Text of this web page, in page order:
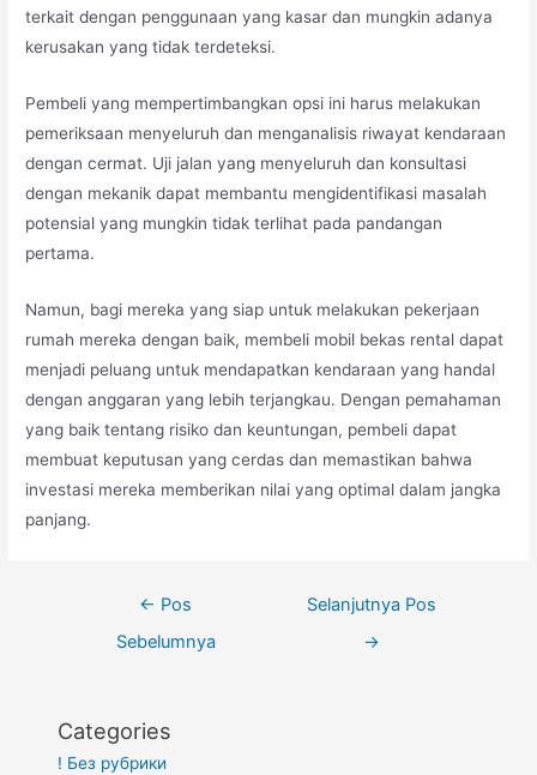
terkait dengan penggunaan yang kasar dan mungkin adanya
kerusakan yang tidak terdeteksi.
Pembeli yang mempertimbangkan opsi ini harus melakukan
pemeriksaan menyeluruh dan menganalisis riwayat kendaraan
dengan cermat. Uji jalan yang menyeluruh dan konsultasi
dengan mekanik dapat membantu mengidentifikasi masalah
potensial yang mungkin tidak terlihat pada pandangan
pertama.
Namun, bagi mereka yang siap untuk melakukan pekerjaan
rumah mereka dengan baik, membeli mobil bekas rental dapat
menjadi peluang untuk mendapatkan kendaraan yang handal
dengan anggaran yang lebih terjangkau. Dengan pemahaman
yang baik tentang risiko dan keuntungan, pembeli dapat
membuat keputusan yang cerdas dan memastikan bahwa
investasi mereka memberikan nilai yang optimal dalam jangka
panjang.
← Pos
Sebelumnya
Selanjutnya Pos
→
Categories
! Без рубрики